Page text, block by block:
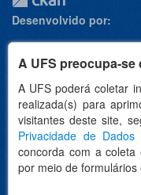
A UFS preocupa-
A UFS poderá coletar
realizada(s) para
visitantes deste site,
Privacidade de Dados
concorda com a
por meio de formulários
Desenvolvido por:
Apoio: